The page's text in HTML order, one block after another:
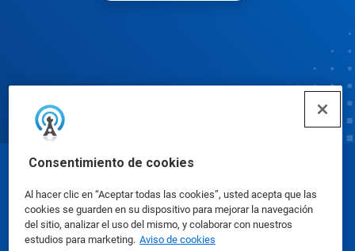
Consentimiento de cookies
Al hacer clic en “Aceptar todas las cookies”, usted acepta que las
cookies se guarden en su dispositivo para mejorar la navegación
del sitio, analizar el uso del mismo, y colaborar con nuestros
estudios para marketing. Aviso de cookies
Hojas de datos sobre seguridad|Política de
privacidad|Términos de uso